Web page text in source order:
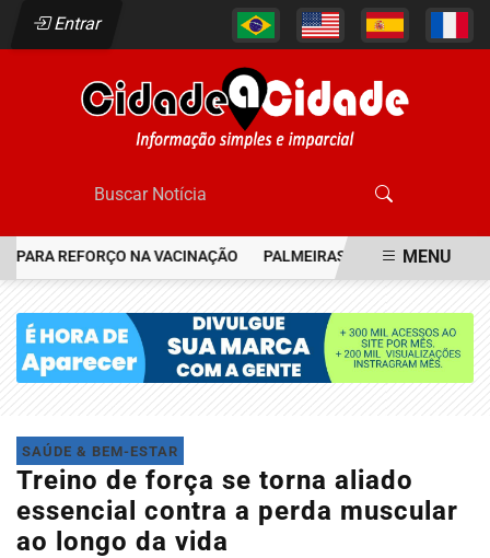
Entrar
REFORÇO NA VACINAÇÃO PALMEIRAS RESGATA JOIA DO
MENU
SAÚDE & BEM-ESTAR
Treino de força se torna aliado
essencial contra a perda muscular
ao longo da vida